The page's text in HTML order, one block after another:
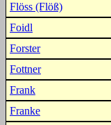
Flöss (Flöß)
Foidl
Forster
Fottner
Frank
Franke